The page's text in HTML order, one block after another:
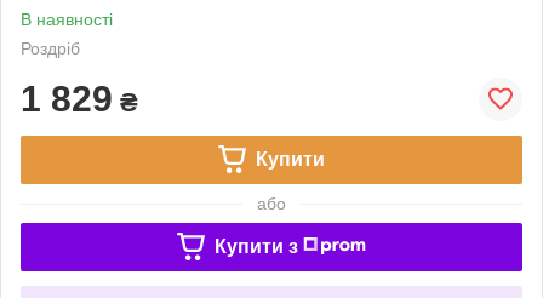
В наявності
Роздріб
1 829 ₴
Купити
або
Купити з